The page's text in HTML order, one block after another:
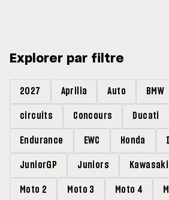
Explorer par filtre
2027 Aprilia Auto BMW
circuits Concours Ducati
Endurance EWC Honda
JuniorGP Juniors Kawasaki
Moto 2 Moto 3 Moto 4